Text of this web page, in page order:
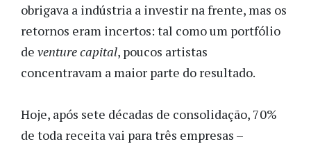
obrigava a indústria a investir na frente, mas os
retornos eram incertos: tal como um portfólio
de venture capital, poucos artistas
concentravam a maior parte do resultado.
Hoje, após sete décadas de consolidação, 70%
de toda receita vai para três empresas –